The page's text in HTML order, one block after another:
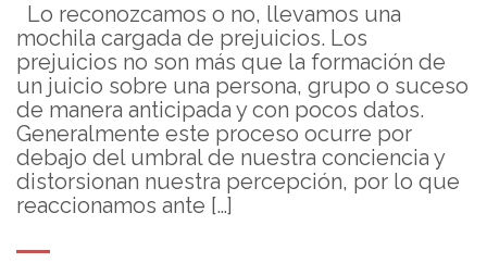
Lo reconozcamos o no, llevamos una
mochila cargada de prejuicios. Los
prejuicios no son más que la formación de
un juicio sobre una persona, grupo o suceso
de manera anticipada y con pocos datos.
Generalmente este proceso ocurre por
debajo del umbral de nuestra conciencia y
distorsionan nuestra percepción, por lo que
reaccionamos ante […]